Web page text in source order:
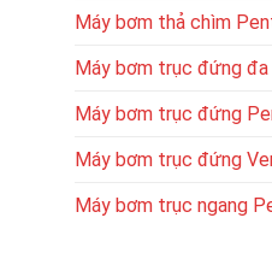
Máy bơm thả chìm
Máy bơm trục đứng đa
Máy bơm trục đứng
Máy bơm trục đứng
Máy bơm trục ngang